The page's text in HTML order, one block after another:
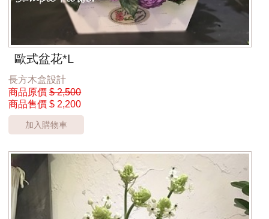
歐式盆花*L
長方木盒設計
商品原價 $ 2,500
商品售價 $ 2,200
加入購物車